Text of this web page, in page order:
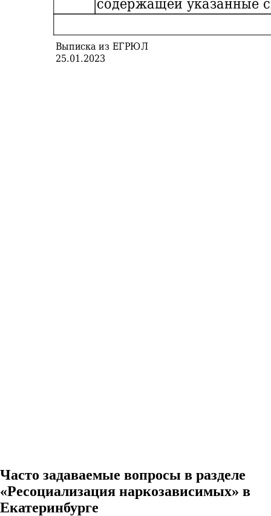
Часто задаваемые вопросы в разделе
«Ресоциализация наркозависимых» в
Екатеринбурге